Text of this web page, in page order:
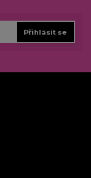
Přihlásit se